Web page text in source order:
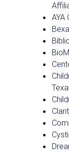
Public
Get
AYA